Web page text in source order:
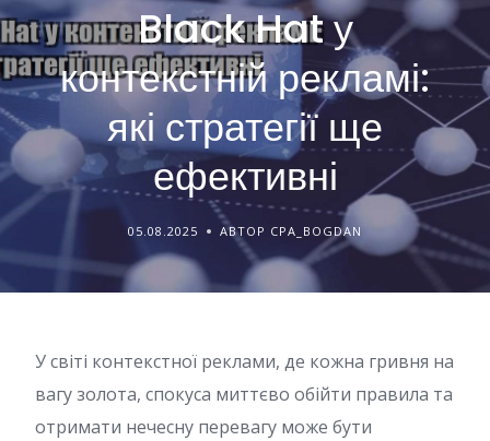
Black Hat у
контекстній рекламі:
які стратегії ще
ефективні
05.08.2025 АВТОР CPA_BOGDAN
У світі контекстної реклами, де кожна гривня на
вагу золота, спокуса миттєво обійти правила та
отримати нечесну перевагу може бути